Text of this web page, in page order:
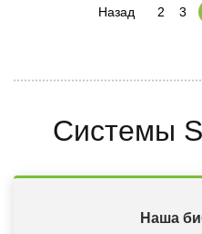
Назад 2 3
Системы
Наша